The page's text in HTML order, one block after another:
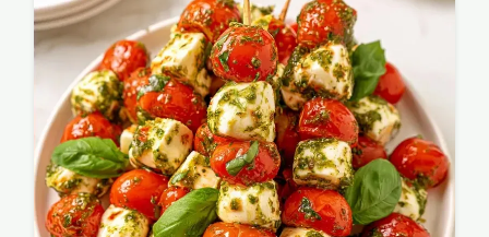
per chi ama i sapori decisi e le…